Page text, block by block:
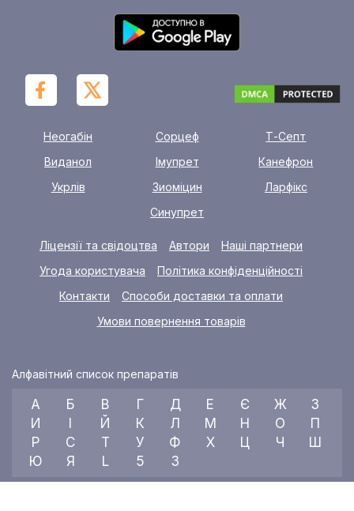
Неогабін Сорцеф
Т-Септ
Виданол
Імупрет
Канефрон
Укрлів
Зиоміцин
Ларфікс
Синупрет
Ліцензії та свідоцтва Автори
Наші партнери
Угода користувача
Політика конфіденційності
Контакти
Способи доставки та оплати
Умови повернення товарів
Алфавітний список препаратів
А Б В Г Д Е Є Ж
З
И
Й К Л М Н О
П
Р
С Т У Ф Х Ц Ч
Ш
Ю
Я L 5 3